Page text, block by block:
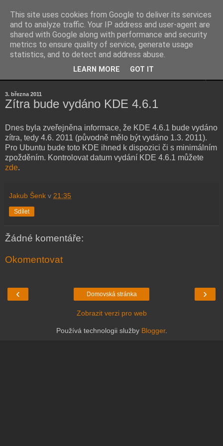
Kubův blog
...osobní blog Jakuba Šenka...
3. března 2011
Zítra bude vydáno KDE 4.6.1
Dnes byla zveřejněna informace, že KDE 4.6.1 bude vydáno
zítra, tedy 4.6. 2011 (původně mělo být vydáno 1.3. 2011).
Pro Ubuntu bude toto KDE ihned k dispozici či s minimálním
zpožděním. Kontrolovat datum vydání KDE 4.6.1 můžete
zde.
Jakub Šenk v 21:35
Sdílet
Žádné komentáře:
Okomentovat
‹ ›
Domovská stránka
Zobrazit verzi pro web
Používá technologii služby Blogger.
This site uses cookies from Google to deliver its services
and to analyze traffic. Your IP address and user-agent are
shared with Google along with performance and security
metrics to ensure quality of service, generate usage
statistics, and to detect and address abuse.
LEARN MORE GOT IT